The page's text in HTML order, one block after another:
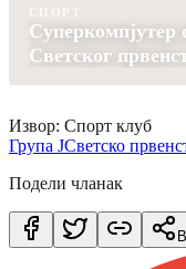
Суперкомпјутер
Светског
Извор: Спорт клуб
Група ЈСветско
Подели чланак